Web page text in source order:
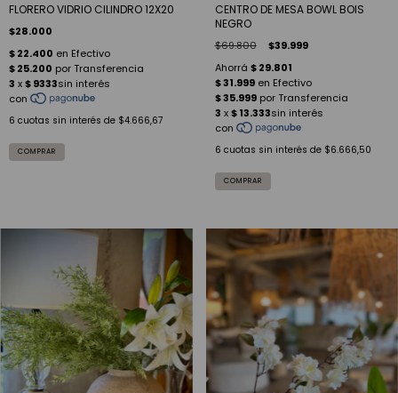
FLORERO VIDRIO CILINDRO 12X20
$28.000
6 cuotas sin interés de $4.666,67
CENTRO DE MESA BOWL BOIS
NEGRO
$69.800 $39.999
6 cuotas sin interés de $6.666,50